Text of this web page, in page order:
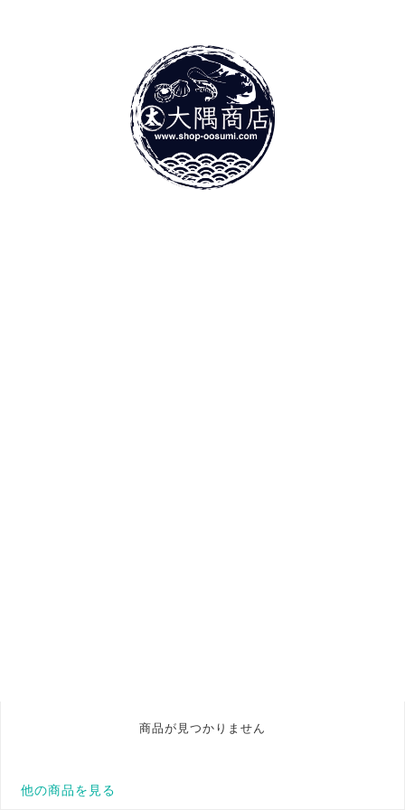
商品が見つかりません
他の商品を見る